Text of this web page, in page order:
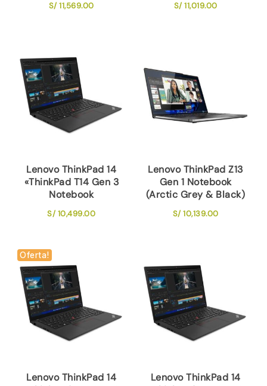
S/11,569.00 S/11,019.00
Lenovo ThinkPad 14
«ThinkPad T14 Gen 3
Notebook
S/10,499.00
Lenovo ThinkPad Z13
Gen 1 Notebook
(Arctic Grey & Black)
S/10,139.00
Oferta!
Lenovo ThinkPad 14
Lenovo ThinkPad 14